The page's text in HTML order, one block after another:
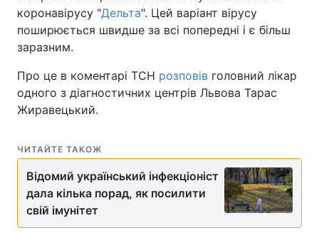
коронавірусу "Дельта". Цей варіант вірусу
поширюється швидше за всі попередні і є більш
заразним.
Про це в коментарі ТСН розповів головний лікар
одного з діагностичних центрів Львова Тарас
Жиравецький.
ЧИТАЙТЕ ТАКОЖ
Відомий український інфекціоніст
дала кілька порад, як посилити
свій імунітет